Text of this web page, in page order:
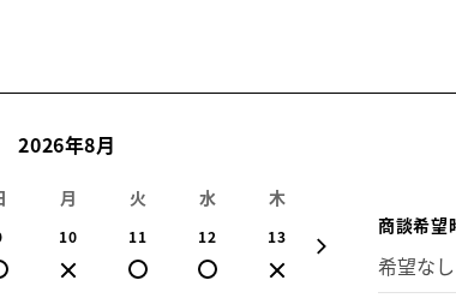
2026年8月
月
10
火
11
水
12
木
13 15
商談希望